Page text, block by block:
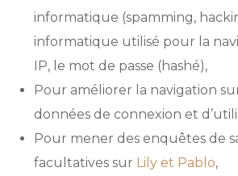
informatique (spamming,
informatique utilisé pour la
IP, le mot de passe (hashé),
Pour améliorer la navigation
données de connexion et
Pour mener des enquêtes de
facultatives sur Lily et Pablo,